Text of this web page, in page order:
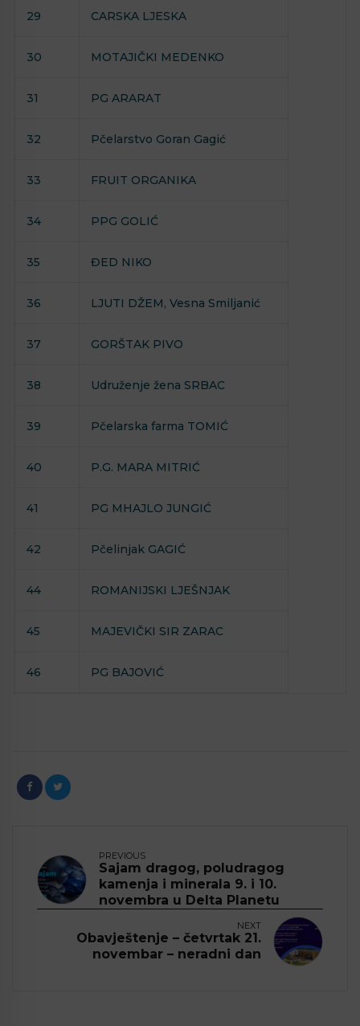
29 CARSKA LJESKA
30 MOTAJIČKI MEDENKO
31 PG ARARAT
32 Pčelarstvo Goran Gagić
33 FRUIT ORGANIKA
34 PPG GOLIĆ
35 ĐED NIKO
36 LJUTI DŽEM, Vesna Smiljanić
37 GORŠTAK PIVO
38 Udruženje žena SRBAC
39 Pčelarska farma TOMIĆ
40 P.G. MARA MITRIĆ
41 PG MHAJLO JUNGIĆ
42 Pčelinjak GAGIĆ
44 ROMANIJSKI LJEŠNJAK
45 MAJEVIČKI SIR ZARAC
46 PG BAJOVIĆ
PREVIOUS
Sajam dragog, poludragog
kamenja i minerala 9. i 10.
novembra u Delta Planetu
NEXT
Obavještenje – četvrtak 21.
novembar – neradni dan